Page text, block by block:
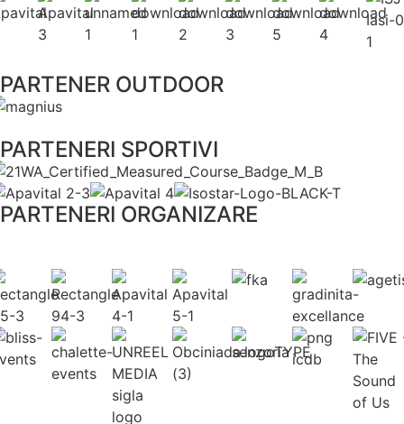
PARTENER OUTDOOR
PARTENERI SPORTIVI
PARTENERI ORGANIZARE